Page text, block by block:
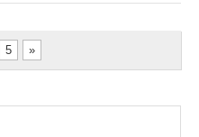
5 »